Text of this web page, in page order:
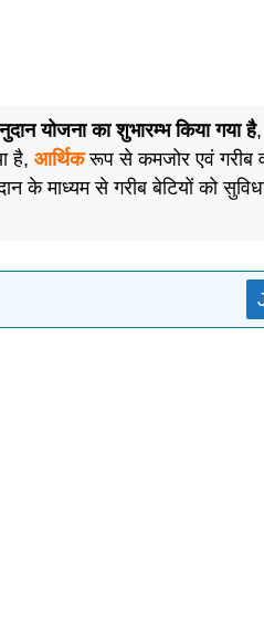
योजना का शुभारम्भ किया गया है
है, आर्थिकरूप से कमजोर एवं गरीब
के माध्यम से गरीब बेटियों को